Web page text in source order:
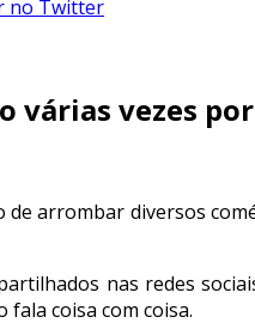
várias vezes
de arrombar diversos
nas redes
fala coisa com coisa.